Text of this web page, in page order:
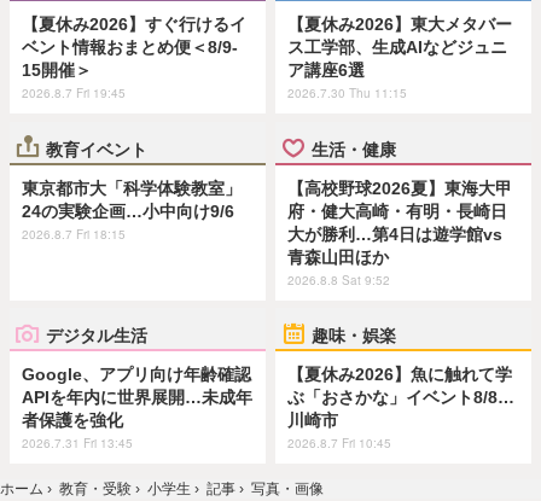
【夏休み2026】すぐ行けるイ
ベント情報おまとめ便＜8/9-
15開催＞
2026.8.7 Fri 19:45
【夏休み2026】東大メタバー
ス工学部、生成AIなどジュニ
ア講座6選
2026.7.30 Thu 11:15
教育イベント
東京都市大「科学体験教室」
24の実験企画…小中向け9/6
2026.8.7 Fri 18:15
生活・健康
【高校野球2026夏】東海大甲
府・健大高崎・有明・長崎日
大が勝利…第4日は遊学館vs
青森山田ほか
2026.8.8 Sat 9:52
デジタル生活
Google、アプリ向け年齢確認
APIを年内に世界展開…未成年
者保護を強化
2026.7.31 Fri 13:45
趣味・娯楽
【夏休み2026】魚に触れて学
ぶ「おさかな」イベント8/8…
川崎市
2026.8.7 Fri 10:45
ホーム › 教育・受験 › 小学生 › 記事 › 写真・画像